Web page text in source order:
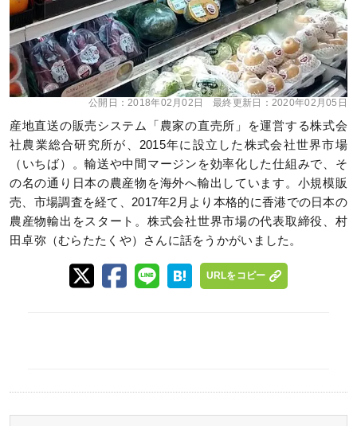
公開日：2018年02月02日 最終更新日： 2020年02月05日
産地直送の販売システム「農家の直売所」を運営する株式会
社農業総合研究所が、2015年に設立した株式会社世界市場
（いちば）。輸送や中間マージンを効率化した仕組みで、そ
の名の通り日本の農産物を海外へ輸出しています。小規模販
売、市場調査を経て、2017年2月より本格的に香港での日本の
農産物輸出をスタート。株式会社世界市場の代表取締役、村
田卓弥（むらたたくや）さんに話をうかがいました。
URLをコピー